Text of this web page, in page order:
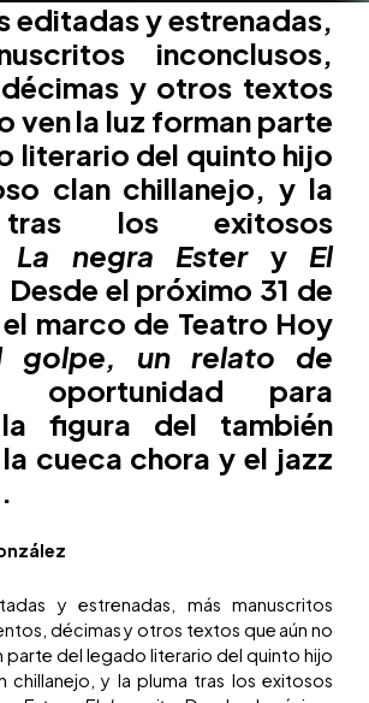
editadas y estrenadas,
inconclusos,
y otros textos
ven la luz forman parte
literario del quinto hijo
clan chillanejo, y la
los exitosos
La negra Estery El
Desde el próximo 31 de
marco de Teatro Hoy
golpe, un relato de
oportunidad para
figura del también
cueca chora y el jazz
y estrenadas, más manuscritos
décimas y otros textos que aún no
parte del legado literario del quinto hijo
chillanejo, y la pluma tras los exitosos